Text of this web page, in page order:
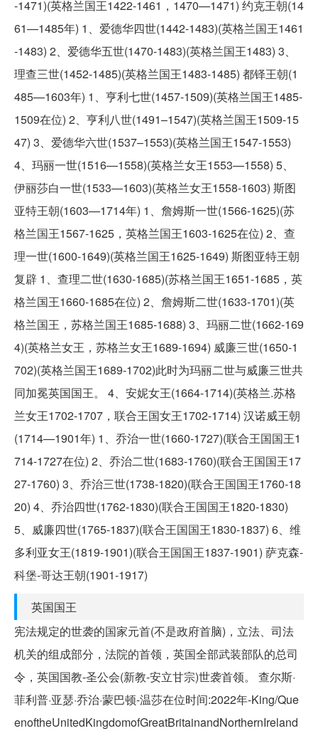
-1471)(英格兰国王1422-1461，1470—1471) 约克王朝(14
61—1485年) 1、爱德华四世(1442-1483)(英格兰国王1461
-1483) 2、爱德华五世(1470-1483)(英格兰国王1483) 3、
理查三世(1452-1485)(英格兰国王1483-1485) 都铎王朝(1
485—1603年) 1、亨利七世(1457-1509)(英格兰国王1485-
1509在位) 2、亨利八世(1491–1547)(英格兰国王1509-15
47) 3、爱德华六世(1537–1553)(英格兰国王1547-1553)
4、玛丽一世(1516—1558)(英格兰女王1553—1558) 5、
伊丽莎白一世(1533—1603)(英格兰女王1558-1603) 斯图
亚特王朝(1603—1714年) 1、詹姆斯一世(1566-1625)(苏
格兰国王1567-1625，英格兰国王1603-1625在位) 2、查
理一世(1600-1649)(英格兰国王1625-1649) 斯图亚特王朝
复辟 1、查理二世(1630-1685)(苏格兰国王1651-1685，英
格兰国王1660-1685在位) 2、詹姆斯二世(1633-1701)(英
格兰国王，苏格兰国王1685-1688) 3、玛丽二世(1662-169
4)(英格兰女王，苏格兰女王1689-1694) 威廉三世(1650-1
702)(英格兰国王1689-1702)此时为玛丽二世与威廉三世共
同加冕英国国王。 4、安妮女王(1664-1714)(英格兰.苏格
兰女王1702-1707，联合王国女王1702-1714) 汉诺威王朝
(1714—1901年) 1、乔治一世(1660-1727)(联合王国国王1
714-1727在位) 2、乔治二世(1683-1760)(联合王国国王17
27-1760) 3、乔治三世(1738-1820)(联合王国国王1760-18
20) 4、乔治四世(1762-1830)(联合王国国王1820-1830)
5、威廉四世(1765-1837)(联合王国国王1830-1837) 6、维
多利亚女王(1819-1901)(联合王国国王1837-1901) 萨克森-
科堡-哥达王朝(1901-1917)
英国国王
宪法规定的世袭的国家元首(不是政府首脑)，立法、司法
机关的组成部分，法院的首领，英国全部武装部队的总司
令，英国国教-圣公会(新教-安立甘宗)世袭首领。 查尔斯·
菲利普·亚瑟·乔治·蒙巴顿-温莎在位时间:2022年-King/Que
enoftheUnitedKingdomofGreatBritainandNorthernIreland